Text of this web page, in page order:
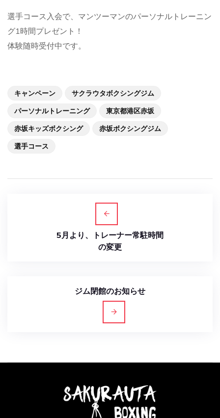
選手コース入会で、マンツーマンのパーソナルトレーニン
グ1時間プレゼント！
体験随時受付中です。
キャンペーン
サクラウタボクシングジム
パーソナルトレーニング
東京都港区赤坂
赤坂キッズボクシング
赤坂ボクシングジム
選手コース
5月より、トレーナー常駐時間
の変更
ジム閉館のお知らせ